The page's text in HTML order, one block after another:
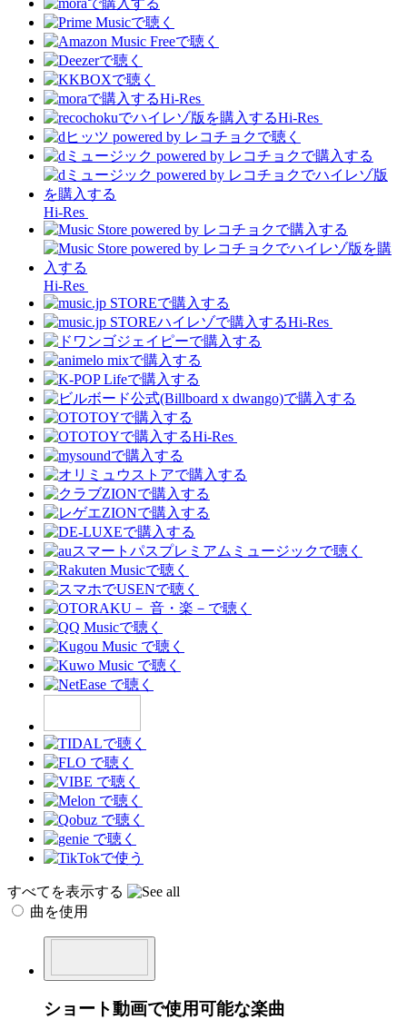
Hi-Res
Hi-Res
Hi-Res
Hi-Res
Hi-Res
Hi-Res
すべてを表示する
曲を使用
ショート動画で使用可能な楽曲